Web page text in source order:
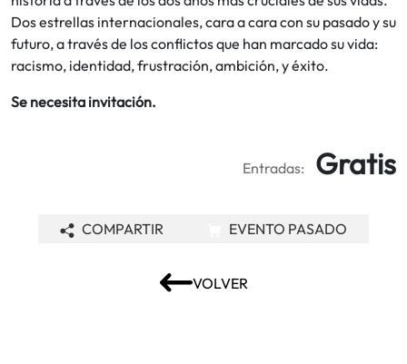
Dos estrellas internacionales, cara a cara con su pasado y su
futuro, a través de los conflictos que han marcado su vida:
racismo, identidad, frustración, ambición, y éxito.
Se necesita invitación.
Entradas: Gratis
VOLVER
COMPARTIR EVENTO PASADO